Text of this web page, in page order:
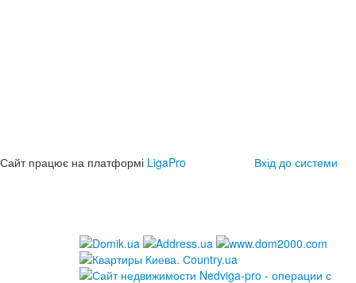
Сайт працює на платформі LigaPro Вхід до системи